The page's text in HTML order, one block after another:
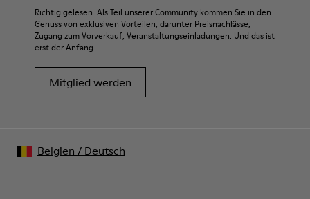
Richtig gelesen. Als Teil unserer Community kommen Sie in den
Genuss von exklusiven Vorteilen, darunter Preisnachlässe,
Zugang zum Vorverkauf, Veranstaltungseinladungen. Und das ist
erst der Anfang.
Mitglied werden
Belgien / Deutsch